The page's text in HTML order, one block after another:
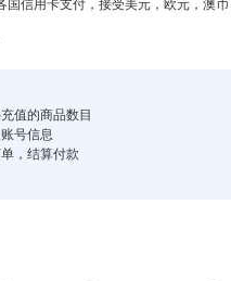
国信用卡支付，接受美元，欧元，澳
值的商品数目
号信息
，结算付款